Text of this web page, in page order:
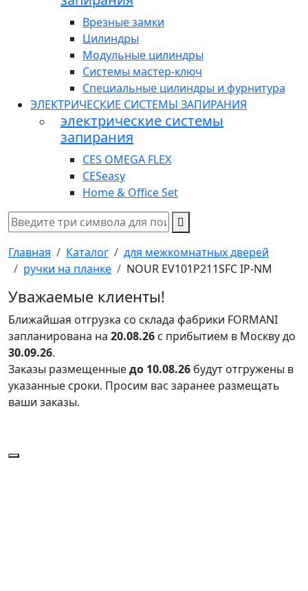
Врезные замки
Цилиндры
Модульные цилиндры
Системы мастер-ключ
Специальные цилиндры и фурнитура
ЭЛЕКТРИЧЕСКИЕ СИСТЕМЫ ЗАПИРАНИЯ
электрические системы
запирания
CES OMEGA FLEX
CESeasy
Home & Office Set
Главная Каталог
для межкомнатных дверей
ручки на планке
NOUR EV101P211SFC IP-NM
Уважаемые клиенты!
Ближайшая отгрузка со склада фабрики FORMANI
запланирована на 20.08.26 с прибытием в Москву до
30.09.26.
Заказы размещенныедо 10.08.26 будут отгружены в
указанные сроки. Просим вас заранее размещать
ваши заказы.